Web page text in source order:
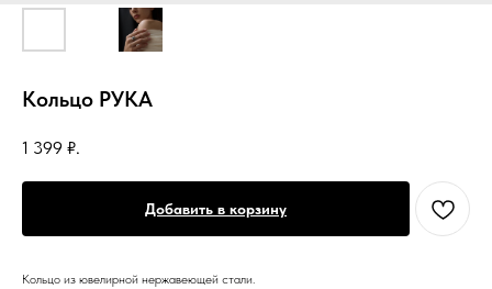
Кольцо РУКА
1 399 ₽.
Добавить в корзину
Кольцо из ювелирной нержавеющей стали.